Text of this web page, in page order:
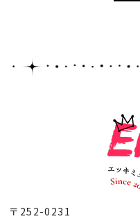
〒252-0231